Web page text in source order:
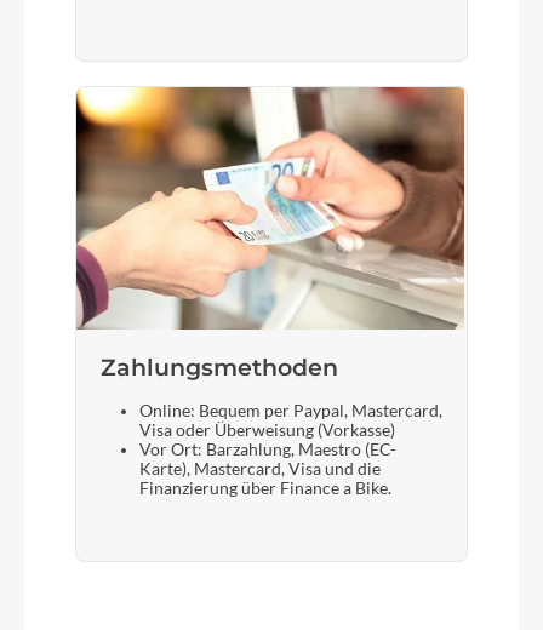
Zahlungsmethoden
Online: Bequem per Paypal, Mastercard,
Visa oder Überweisung (Vorkasse)
Vor Ort: Barzahlung, Maestro (EC-
Karte), Mastercard, Visa und die
Finanzierung über Finance a Bike.